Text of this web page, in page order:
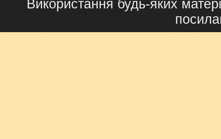
Використання будь-яких